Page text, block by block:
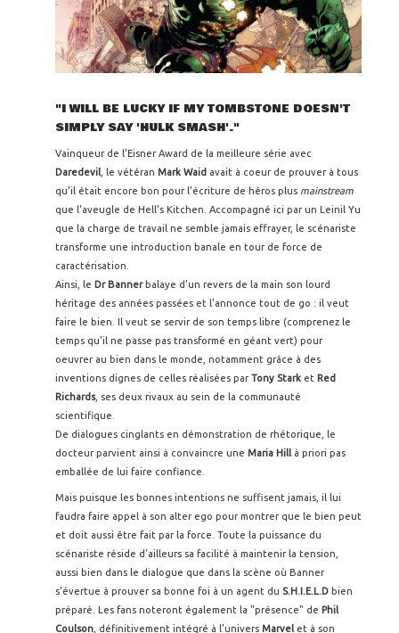
"I WILL BE LUCKY IF MY TOMBSTONE DOESN'T
SIMPLY SAY 'HULK SMASH'."
Vainqueur de l'Eisner Award de la meilleure série avec
Daredevil , le vétéran Mark Waid avait à coeur de prouver à tous
qu'il était encore bon pour l'écriture de héros plus mainstream
que l'aveugle de Hell's Kitchen. Accompagné ici par un Leinil Yu
que la charge de travail ne semble jamais effrayer, le scénariste
transforme une introduction banale en tour de force de
caractérisation.
Ainsi, le Dr Bannerbalaye d'un revers de la main son lourd
héritage des années passées et l'annonce tout de go : il veut
faire le bien. Il veut se servir de son temps libre (comprenez le
temps qu'il ne passe pas transformé en géant vert) pour
oeuvrer au bien dans le monde, notamment grâce à des
inventions dignes de celles réalisées parTony Stark et Red
Richards, ses deux rivaux au sein de la communauté
scientifique.
De dialogues cinglants en démonstration de rhétorique, le
docteur parvient ainsi à convaincre une Maria Hill à priori pas
emballée de lui faire confiance.
Mais puisque les bonnes intentions ne suffisent jamais, il lui
faudra faire appel à son alter ego pour montrer que le bien peut
et doit aussi être fait par la force. Toute la puissance du
scénariste réside d'ailleurs sa facilité à maintenir la tension,
aussi bien dans le dialogue que dans la scène où Banner
s'évertue à prouver sa bonne foi à un agent du S.H.I.E.L.D bien
préparé. Les fans noteront également la "présence" de Phil
Coulson , définitivement intégré à l'univers Marvel et à son